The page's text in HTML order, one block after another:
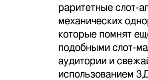
раритетные слот-
механических
которые помнят
подобными слот-
аудитории и
использованием